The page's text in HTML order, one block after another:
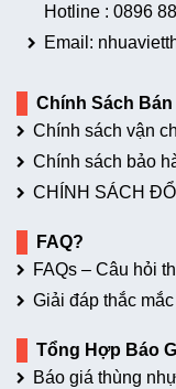
Hotline : 0896
Email:
Chính Sách Bán
Chính sách vận
Chính sách bảo
CHÍNH SÁCH
FAQ?
FAQs – Câu hỏi
Giải đáp thắc
Tổng Hợp Báo
Báo giá thùng